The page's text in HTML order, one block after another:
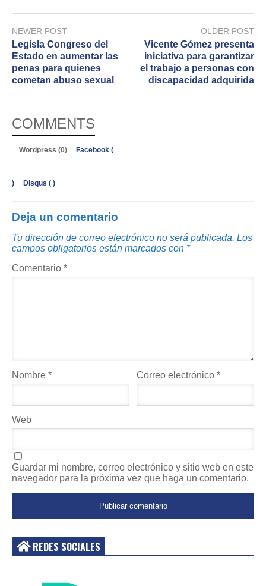
NEWER POST
Legisla Congreso del
Estado en aumentar las
penas para quienes
cometan abuso sexual
OLDER POST
Vicente Gómez presenta
iniciativa para garantizar
el trabajo a personas con
discapacidad adquirida
COMMENTS
Wordpress (0) Facebook (
) Disqus ( )
Deja un comentario
Tu dirección de correo electrónico no será publicada. Los
campos obligatorios están marcados con *
Comentario *
Nombre * Correo electrónico*
Web
Guardar mi nombre, correo electrónico y sitio web en este
navegador para la próxima vez que haga un comentario.
REDES SOCIALES